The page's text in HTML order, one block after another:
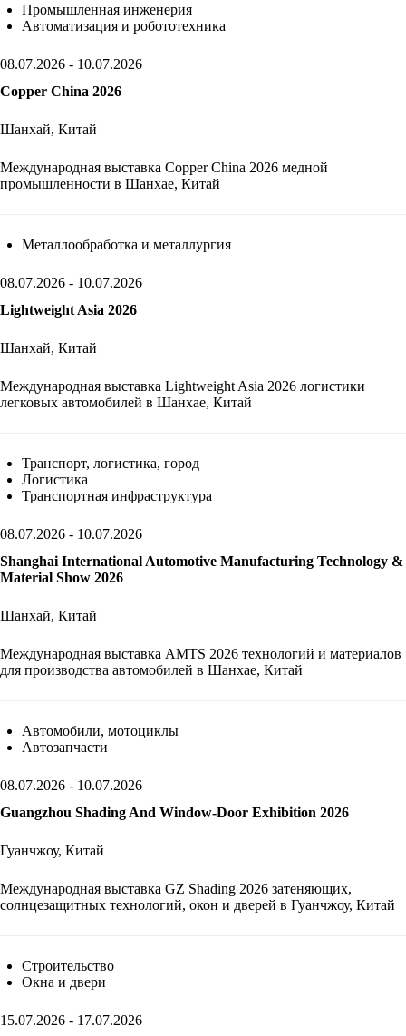
Промышленная инженерия
Автоматизация и робототехника
08.07.2026 - 10.07.2026
Copper China 2026
Шанхай, Китай
Международная выставка Copper China 2026 медной
промышленности в Шанхае, Китай
Металлообработка и металлургия
08.07.2026 - 10.07.2026
Lightweight Asia 2026
Шанхай, Китай
Международная выставка Lightweight Asia 2026 логистики
легковых автомобилей в Шанхае, Китай
Транспорт, логистика, город
Логистика
Транспортная инфраструктура
08.07.2026 - 10.07.2026
Shanghai International Automotive Manufacturing Technology &
Material Show 2026
Шанхай, Китай
Международная выставка AMTS 2026 технологий и материалов
для производства автомобилей в Шанхае, Китай
Автомобили, мотоциклы
Автозапчасти
08.07.2026 - 10.07.2026
Guangzhou Shading And Window-Door Exhibition 2026
Гуанчжоу, Китай
Международная выставка GZ Shading 2026 затеняющих,
солнцезащитных технологий, окон и дверей в Гуанчжоу, Китай
Строительство
Окна и двери
15.07.2026 - 17.07.2026